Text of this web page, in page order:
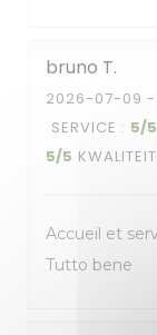
bruno T
2026-07-09 -
SERVICE : 5/5
5/5
Accueil et
Tutto bene